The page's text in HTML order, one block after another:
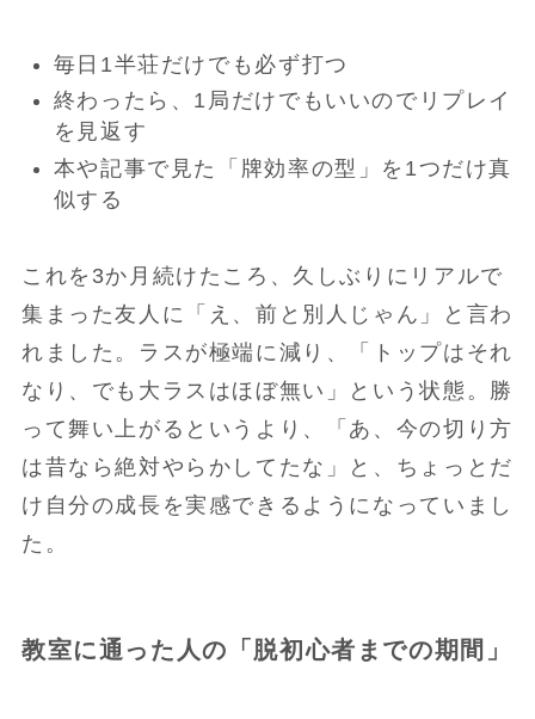
毎日1半荘だけでも必ず打つ
終わったら、1局だけでもいいのでリプレイ
を見返す
本や記事で見た「牌効率の型」を1つだけ真
似する
これを3か月続けたころ、久しぶりにリアルで
集まった友人に「え、前と別人じゃん」と言わ
れました。ラスが極端に減り、「トップはそれ
なり、でも大ラスはほぼ無い」という状態。勝
って舞い上がるというより、「あ、今の切り方
は昔なら絶対やらかしてたな」と、ちょっとだ
け自分の成長を実感できるようになっていまし
た。
教室に通った人の「脱初心者までの期間」